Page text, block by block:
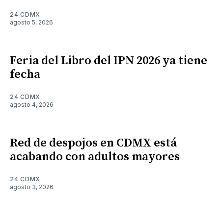
24 CDMX
agosto 5, 2026
Feria del Libro del IPN 2026 ya tiene
fecha
24 CDMX
agosto 4, 2026
Red de despojos en CDMX está
acabando con adultos mayores
24 CDMX
agosto 3, 2026